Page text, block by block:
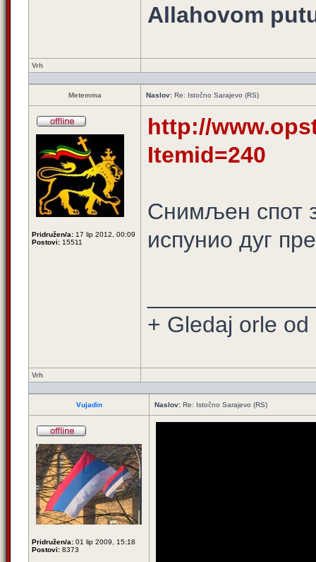
Allahovom
Vrh
Metemma Naslov: Re: Istočno Sarajevo (RS)
Pridružen/a: 17 lip 2012, 00:09
Postovi: 15511
http://
Itemid=240
Снимљен спот
испунио дуг
+ Gledaj orle
Vrh
Vujadin Naslov: Re: Istočno Sarajevo (RS)
Pridružen/a: 01 lip 2009, 15:18
Postovi: 8373